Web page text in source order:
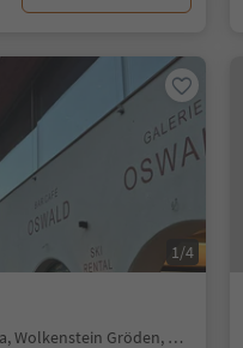
1/4
Wolkenstein/Sëlva, Wolkenstein Gröden, Dolomitenregion Gröden